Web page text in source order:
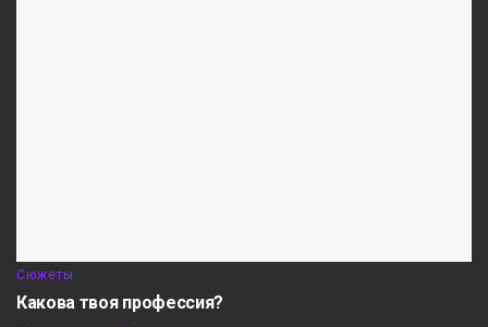
Сюжеты
Какова твоя профессия?